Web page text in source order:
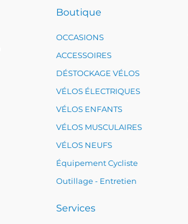
Boutique
OCCASIONS
ACCESSOIRES
DÉSTOCKAGE VÉLOS
VÉLOS ÉLECTRIQUES
VÉLOS ENFANTS
VÉLOS MUSCULAIRES
VÉLOS NEUFS
Équipement Cycliste
Outillage - Entretien
Services